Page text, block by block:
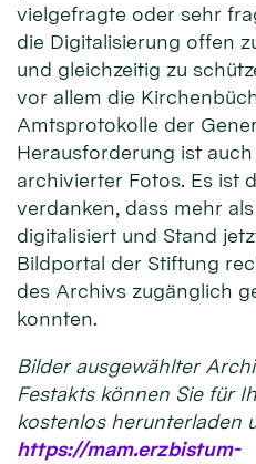
vielgefragte oder sehr
die Digitalisierung offen
und gleichzeitig zu
vor allem die
Amtsprotokolle der
Herausforderung ist
archivierter Fotos. Es ist
verdanken, dass mehr
digitalisiert und Stand
Bildportal der Stiftung
des Archivs zugänglich
konnten.
Bilder ausgewählter
Festakts können Sie für
kostenlos herunterladen
https://mam.erzbistum-